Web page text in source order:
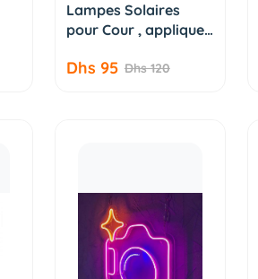
PANIER
Lampes Solaires
pour Cour , appliques
Dhs 95 Dhs 120